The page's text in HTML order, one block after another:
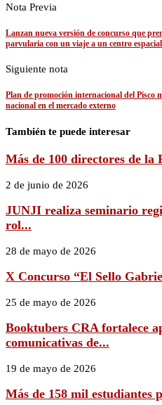
Nota Previa
Lanzan nueva versión de concurso que
parvularia con un viaje a un centro
Siguiente nota
Plan de promoción internacional del Pisco
nacional en el mercado externo
También te puede interesar
Más de 100 directores de la
2 de junio de 2026
JUNJI realiza seminario
rol...
28 de mayo de 2026
X Concurso “El Sello
25 de mayo de 2026
Booktubers CRA fortalece
comunicativas de...
19 de mayo de 2026
Más de 158 mil estudiantes